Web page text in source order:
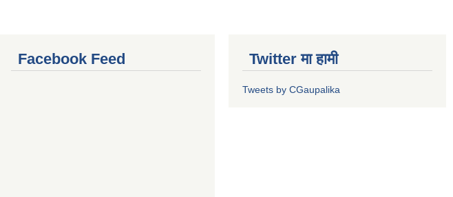
Facebook Feed Twitter मा हामी
Tweets by CGaupalika